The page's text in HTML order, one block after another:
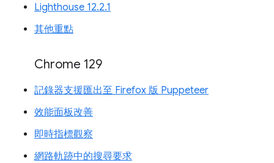
Lighthouse 12.2.1
其他重點
Chrome 129
記錄器支援匯出至 Firefox 版 Puppeteer
效能面板改善
即時指標觀察
網路軌跡中的搜尋要求